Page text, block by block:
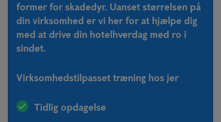
former for skadedyr. Uanset størrelsen på
din virksomhed er vi her for at hjælpe dig
med at drive din hotelhverdag med ro i
sindet.
Virksomhedstilpasset træning hos jer
Tidlig opdagelse